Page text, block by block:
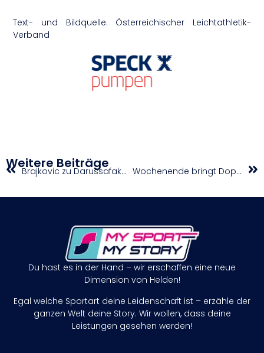
Text- und Bildquelle: Österreichischer Leichtathletik-
Verband
Weitere Beiträge Brajkovic zu Darussafaka: „Es war ein ‚no-brainer Move‘ für mich“ Wochenende bringt Doppelrunde in der win2day BDSL
Du hast es in der Hand – wir erschaffen eine neue
Dimension von Helden!
Egal welche Sportart deine Leidenschaft ist – erzähle der
ganzen Welt deine Story. Wir wollen, dass deine
Leistungen gesehen werden!